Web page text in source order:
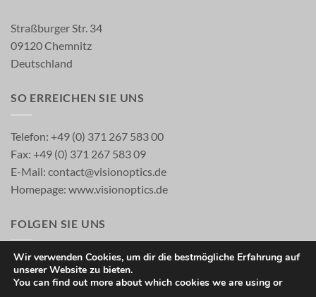
Straßburger Str. 34
09120 Chemnitz
Deutschland
SO ERREICHEN SIE UNS
Telefon: +49 (0) 371 267 583 00
Fax: +49 (0) 371 267 583 09
E-Mail: contact@visionoptics.de
Homepage: www.visionoptics.de
FOLGEN SIE UNS
Wir verwenden Cookies, um dir die bestmögliche Erfahrung auf
unserer Website zu bieten.
You can find out more about which cookies we are using or